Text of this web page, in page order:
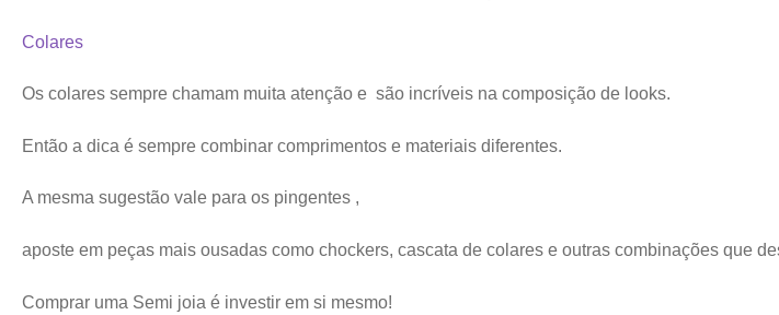
Colares
Os colares sempre chamam muita atenção e são incríveis na composição de looks.
Então a dica é sempre combinar comprimentos e materiais diferentes.
A mesma sugestão vale para os pingentes ,
aposte em peças mais ousadas como chockers, cascata de colares e outras combinações que
Comprar uma Semi joia é investir em si mesmo!